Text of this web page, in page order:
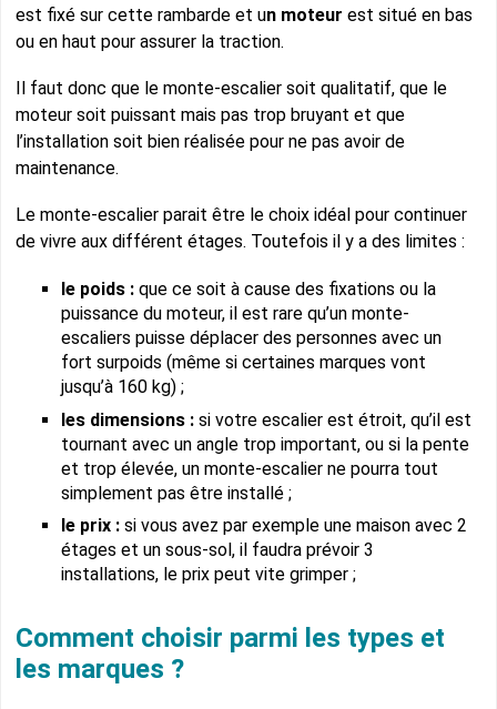
est fixé sur cette rambarde et un moteurest situé en bas
ou en haut pour assurer la traction.
Il faut donc que le monte-escalier soit qualitatif, que le
moteur soit puissant mais pas trop bruyant et que
l’installation soit bien réalisée pour ne pas avoir de
maintenance.
Le monte-escalier parait être le choix idéal pour continuer
de vivre aux différent étages. Toutefois il y a des limites :
le poids : que ce soit à cause des fixations ou la
puissance du moteur, il est rare qu’un monte-
escaliers puisse déplacer des personnes avec un
fort surpoids (même si certaines marques vont
jusqu’à 160 kg) ;
les dimensions : si votre escalier est étroit, qu’il est
tournant avec un angle trop important, ou si la pente
et trop élevée, un monte-escalier ne pourra tout
simplement pas être installé ;
le prix :si vous avez par exemple une maison avec 2
étages et un sous-sol, il faudra prévoir 3
installations, le prix peut vite grimper ;
Comment choisir parmi les types et
les marques ?